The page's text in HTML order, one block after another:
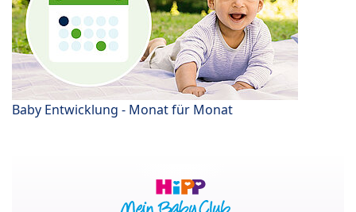
Baby Entwicklung - Monat für Monat